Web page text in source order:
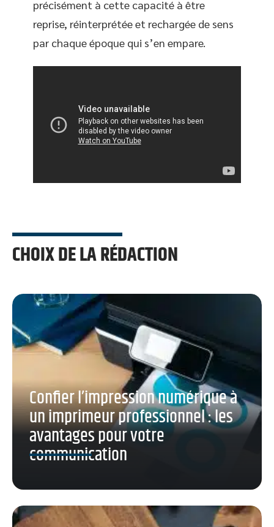
précisément à cette capacité à être
reprise, réinterprétée et rechargée de sens
par chaque époque qui s’en empare.
CHOIX DE LA RÉDACTION
Confier l’impression numérique à
un imprimeur professionnel : les
avantages pour votre
communication